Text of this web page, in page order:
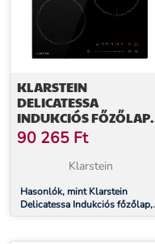
KLARSTEIN
DELICATESSA
INDUKCIÓS FŐZŐLAP,
45 CM, 6600 W, 3
FŐZŐLAP
90 265 Ft
Klarstein
Hasonlók, mint Klarstein
Delicatessa Indukciós főzőlap,
45 cm, 6600 W, 3 főzőlap